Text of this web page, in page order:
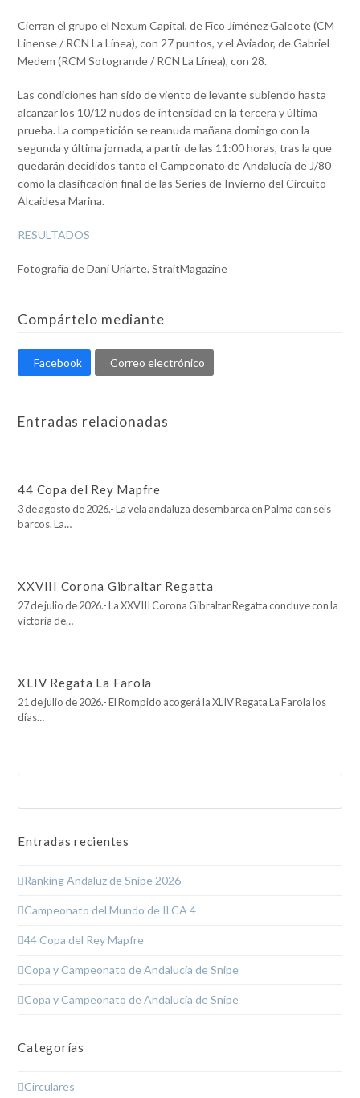
Cierran el grupo el Nexum Capital, de Fico Jiménez Galeote (CM
Linense / RCN La Línea), con 27 puntos, y el Aviador, de Gabriel
Medem (RCM Sotogrande / RCN La Línea), con 28.
Las condiciones han sido de viento de levante subiendo hasta
alcanzar los 10/12 nudos de intensidad en la tercera y última
prueba. La competición se reanuda mañana domingo con la
segunda y última jornada, a partir de las 11:00 horas, tras la que
quedarán decididos tanto el Campeonato de Andalucía de J/80
como la clasificación final de las Series de Invierno del Circuito
Alcaidesa Marina.
RESULTADOS
Fotografía de Dani Uriarte. StraitMagazine
Compártelo mediante
Facebook Correo electrónico
Entradas relacionadas
44 Copa del Rey Mapfre
3 de agosto de 2026.- La vela andaluza desembarca en Palma con seis
barcos. La…
XXVIII Corona Gibraltar Regatta
27 de julio de 2026.- La XXVIII Corona Gibraltar Regatta concluye con la
victoria de…
XLIV Regata La Farola
21 de julio de 2026.- El Rompido acogerá la XLIV Regata La Farola los
días…
Entradas recientes
Ranking Andaluz de Snipe 2026
Campeonato del Mundo de ILCA 4
44 Copa del Rey Mapfre
Copa y Campeonato de Andalucía de Snipe
Copa y Campeonato de Andalucía de Snipe
Categorías
Circulares